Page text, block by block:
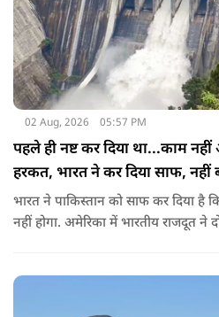
02 Aug, 2026 05:57 PM
पहले ही नष्ट कर दिया था...काम
हरकत, भारत ने कर दिया साफ, नहीं
भारत ने पाकिस्तान को साफ कर दिया है
नहीं होगा. अमेरिका में भारतीय राजदूत ने